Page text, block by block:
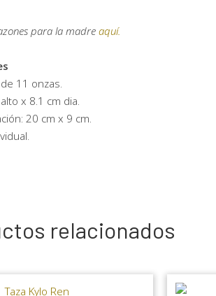
para la madre aquí.
11 onzas.
x 8.1 cm dia.
20 cm x 9 cm.
relacionados